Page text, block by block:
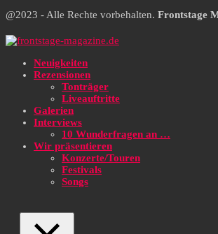
@2023 - Alle Rechte vorbehalten. Frontstage
Neuigkeiten
Rezensionen
Tonträger
Liveauftritte
Galerien
Interviews
10 Wunderfragen an …
Wir präsentieren
Konzerte/Touren
Festivals
Songs